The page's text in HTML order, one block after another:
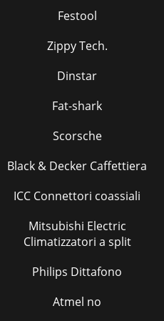
Festool
Zippy Tech.
Dinstar
Fat-shark
Scorsche
Black & Decker Caffettiera
ICC Connettori coassiali
Mitsubishi Electric
Climatizzatori a split
Philips Dittafono
Atmel no